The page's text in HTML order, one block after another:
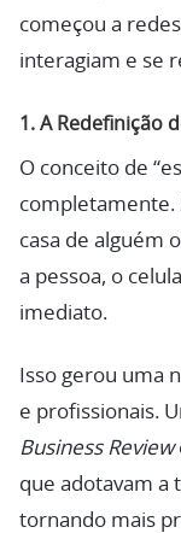
começou a
interagiam e se
1. A Redefinição
O conceito de
completamente.
casa de alguém
a pessoa, o
imediato.
Isso gerou uma
e profissionais.
Business Review
que adotavam a
tornando mais